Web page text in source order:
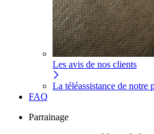
Les avis de nos clients
La téléassistance de notre
FAQ
Parrainage